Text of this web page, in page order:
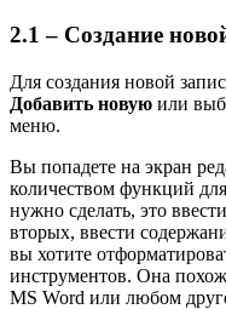
2.1 – Создание
Для создания новой
Добавить новую или
меню.
Вы попадете на экран
количеством функций
нужно сделать, это
вторых, ввести
вы хотите
инструментов. Она
MS Word или любом